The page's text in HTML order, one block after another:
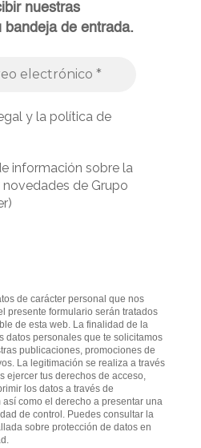
nuestras
bandeja de entrada.
de
información sobre la
de Grupo
de carácter personal que nos
presente formulario serán tratados
de esta web. La finalidad de la
datos personales que te solicitamos
publicaciones, promociones de
La legitimación se realiza a través
ejercer tus derechos de acceso,
los datos a través de
así como el derecho a presentar una
de control. Puedes consultar la
sobre protección de datos en